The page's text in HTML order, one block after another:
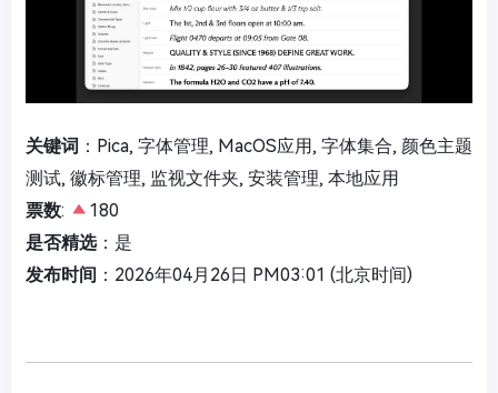
关键词 ：Pica, 字体管理, MacOS应用, 字体集合, 颜色主题
测试, 徽标管理, 监视文件夹, 安装管理, 本地应用
票数:
180
是否精选：是
发布时间 ：2026年04月26日 PM03:01 (北京时间)